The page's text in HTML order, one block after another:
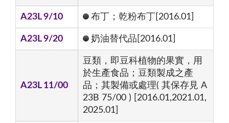
A23L 9/10 布丁；乾粉布丁[2016.01]
A23L 9/20 奶油替代品[2016.01]
A23L 11/00
豆類，即豆科植物的果實，用
於生產食品；豆類製成之產
品；其製備或處理( 其保存見 A
23B 75/00 ) [2016.01,2021.01,
2025.01]